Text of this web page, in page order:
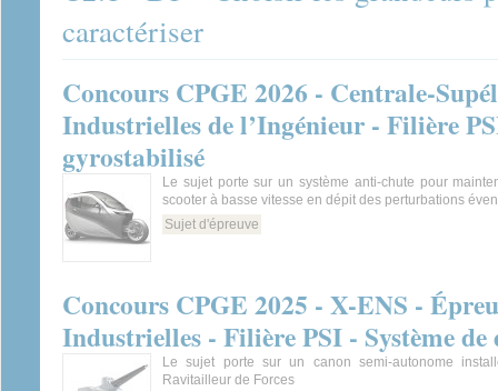
caractériser
Concours CPGE 2026 - Centrale-
Industrielles de l’Ingénieur - Filière
gyrostabilisé
Le sujet porte sur un système anti-chute pour
scooter à basse vitesse en dépit des perturbations
Sujet d'épreuve
Concours CPGE 2025 - X-ENS -
Industrielles - Filière PSI - Système
Le sujet porte sur un canon semi-autonome
Ravitailleur de Forces